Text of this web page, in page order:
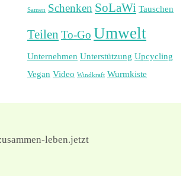
Samen Schenken SoLaWi Tauschen
Teilen To-Go Umwelt
Unternehmen Unterstützung Upcycling
Vegan Video Windkraft Wurmkiste
leben.jetzt